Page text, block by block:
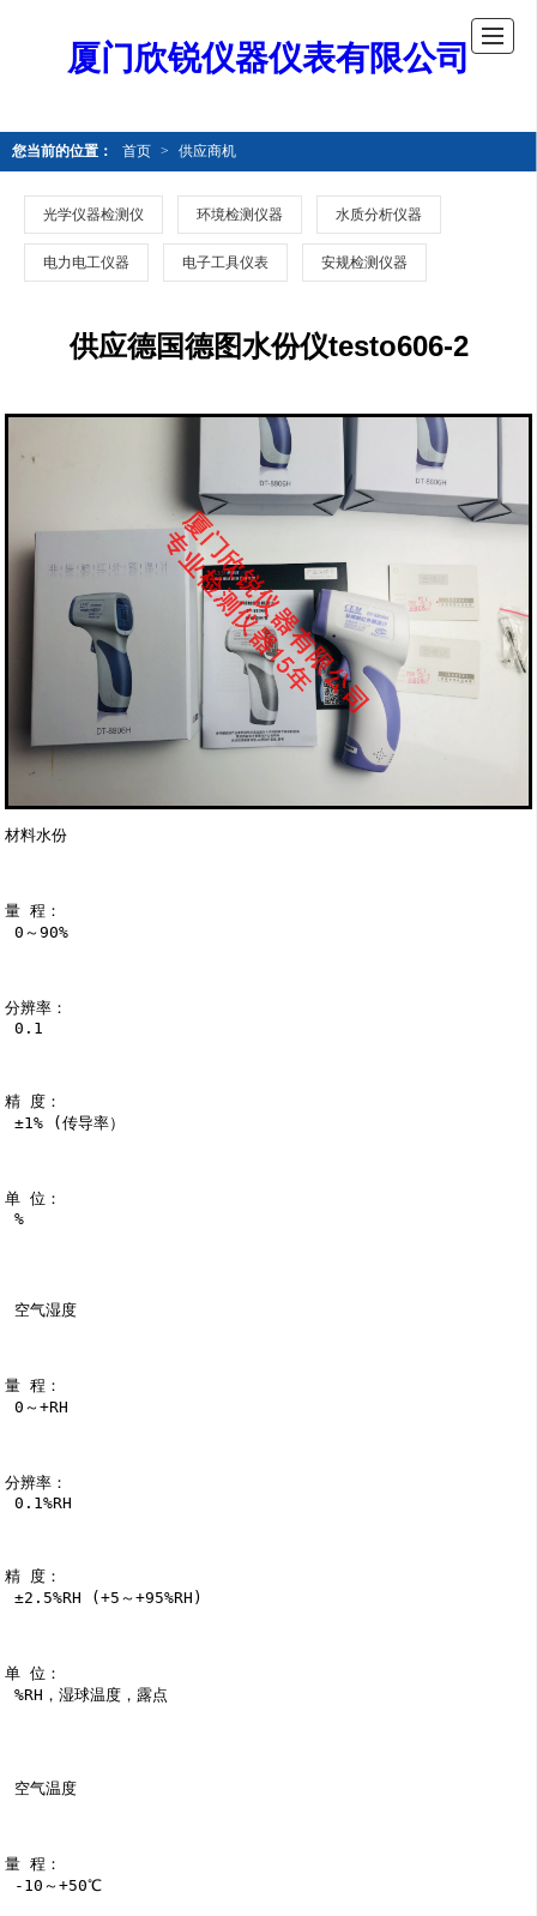
厦门欣锐仪器仪表有限公司
您当前的位置： 首页 > 供应商机
光学仪器检测仪 环境检测仪器 水质分析仪器
电力电工仪器 电子工具仪表 安规检测仪器
供应德国德图水份仪testo606-2
材料水份
量 程：
0～90%
分辨率：
0.1
精 度：
±1% (传导率）
单 位：
%
量 程：
0～+RH
分辨率：
0.1%RH
精 度：
±2.5%RH (+5～+95%RH)
单 位：
%RH，湿球温度，露点
量 程：